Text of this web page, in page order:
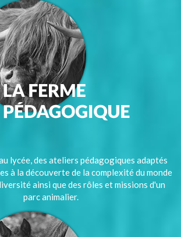
lycée, des ateliers pédagogiques adaptés
à la découverte de la complexité du monde
ainsi que des rôles et missions d'un
parc animalier.